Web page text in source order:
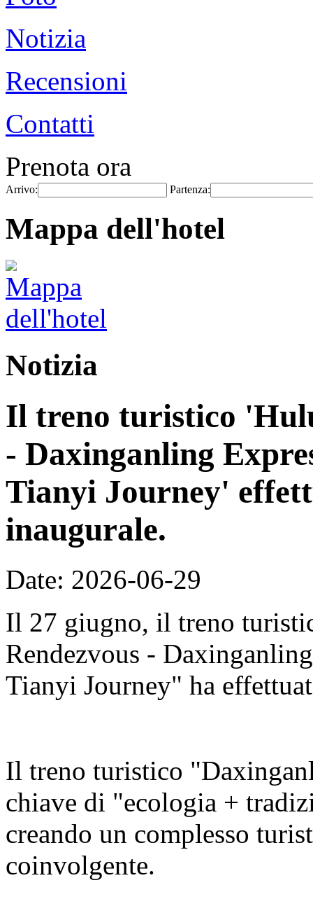
Notizia
Recensioni
Contatti
Prenota ora
Arrivo: Partenza:
Mappa dell'hotel
Notizia
Il treno turistico
- Daxinganling
Tianyi Journey'
inaugurale.
Date: 2026-06-29
Il 27 giugno, il treno
Rendezvous -
Tianyi Journey" ha
Il treno turistico
chiave di "ecologia +
creando un complesso
coinvolgente.